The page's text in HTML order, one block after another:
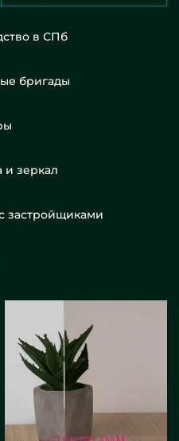
в СПб
бригады
и зеркал
застройщиками